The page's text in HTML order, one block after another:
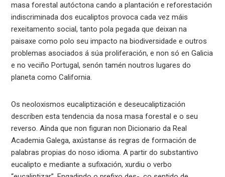
masa forestal autóctona cando a plantación e reforestación
indiscriminada dos eucaliptos provoca cada vez máis
rexeitamento social, tanto pola pegada que deixan na
paisaxe como polo seu impacto na biodiversidade e outros
problemas asociados á súa proliferación, e non só en Galicia
e no veciño Portugal, senón tamén noutros lugares do
planeta como California.
Os neoloxismos eucaliptización e deseucaliptización
describen esta tendencia da nosa masa forestal e o seu
reverso. Aínda que non figuran non Dicionario da Real
Academia Galega, axústanse ás regras de formación de
palabras propias do noso idioma. A partir do substantivo
eucalipto e mediante a sufixación, xurdiu o verbo